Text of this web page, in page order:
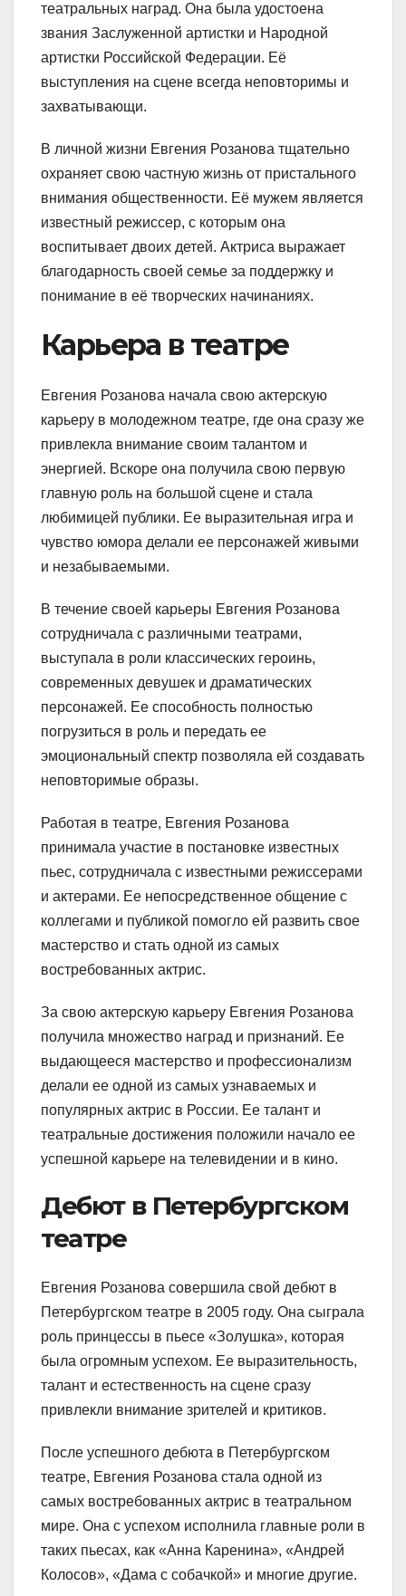
театральных наград. Она была удостоена
звания Заслуженной артистки и Народной
артистки Российской Федерации. Её
выступления на сцене всегда неповторимы и
захватывающи.
В личной жизни Евгения Розанова тщательно
охраняет свою частную жизнь от пристального
внимания общественности. Её мужем является
известный режиссер, с которым она
воспитывает двоих детей. Актриса выражает
благодарность своей семье за поддержку и
понимание в её творческих начинаниях.
Карьера в театре
Евгения Розанова начала свою актерскую
карьеру в молодежном театре, где она сразу же
привлекла внимание своим талантом и
энергией. Вскоре она получила свою первую
главную роль на большой сцене и стала
любимицей публики. Ее выразительная игра и
чувство юмора делали ее персонажей живыми
и незабываемыми.
В течение своей карьеры Евгения Розанова
сотрудничала с различными театрами,
выступала в роли классических героинь,
современных девушек и драматических
персонажей. Ее способность полностью
погрузиться в роль и передать ее
эмоциональный спектр позволяла ей создавать
неповторимые образы.
Работая в театре, Евгения Розанова
принимала участие в постановке известных
пьес, сотрудничала с известными режиссерами
и актерами. Ее непосредственное общение с
коллегами и публикой помогло ей развить свое
мастерство и стать одной из самых
востребованных актрис.
За свою актерскую карьеру Евгения Розанова
получила множество наград и признаний. Ее
выдающееся мастерство и профессионализм
делали ее одной из самых узнаваемых и
популярных актрис в России. Ее талант и
театральные достижения положили начало ее
успешной карьере на телевидении и в кино.
Дебют в Петербургском
театре
Евгения Розанова совершила свой дебют в
Петербургском театре в 2005 году. Она сыграла
роль принцессы в пьесе «Золушка», которая
была огромным успехом. Ее выразительность,
талант и естественность на сцене сразу
привлекли внимание зрителей и критиков.
После успешного дебюта в Петербургском
театре, Евгения Розанова стала одной из
самых востребованных актрис в театральном
мире. Она с успехом исполнила главные роли в
таких пьесах, как «Анна Каренина», «Андрей
Колосов», «Дама с собачкой» и многие другие.